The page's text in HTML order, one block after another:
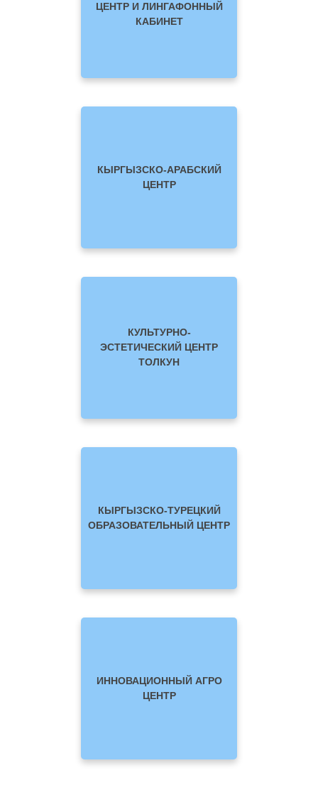
ЦЕНТР И ЛИНГАФОННЫЙ
КАБИНЕТ
КЫРГЫЗСКО-АРАБСКИЙ
ЦЕНТР
КУЛЬТУРНО-
ЭСТЕТИЧЕСКИЙ ЦЕНТР
ТОЛКУН
КЫРГЫЗСКО-ТУРЕЦКИЙ
ОБРАЗОВАТЕЛЬНЫЙ ЦЕНТР
ИННОВАЦИОННЫЙ АГРО
ЦЕНТР